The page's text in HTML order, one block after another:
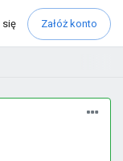
się Załóż konto